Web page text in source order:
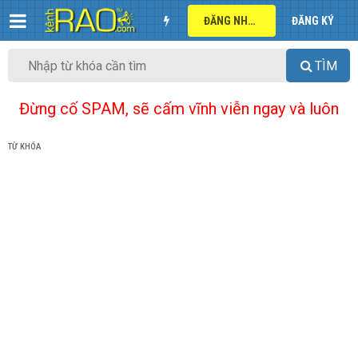
ĐĂNG NHẬP ĐĂNG KÝ
TÌM
Đừng cố SPAM, sẽ cấm vĩnh viễn ngay và luôn
TỪ KHÓA